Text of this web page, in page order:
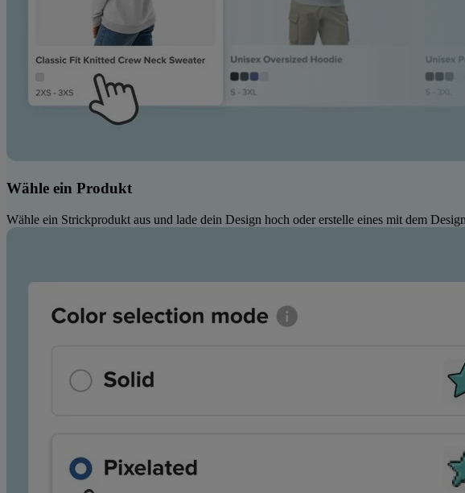
Wähle ein Produkt
Wähle ein Strickprodukt aus und lade dein Design hoch oder erstelle eines mit dem